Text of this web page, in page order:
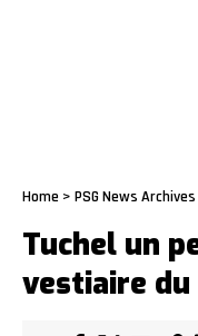
Home > PSG News Archives
Tuchel un
vestiaire du